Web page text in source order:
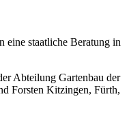
eine staatliche Beratung in
Abteilung Gartenbau der
Forsten Kitzingen, Fürth,